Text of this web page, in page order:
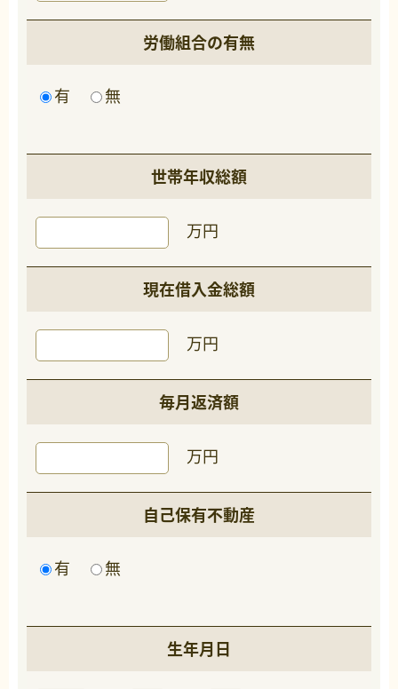
労働組合の有無
有 無
世帯年収総額
万円
現在借入金総額
万円
毎月返済額
万円
自己保有不動産
有 無
生年月日